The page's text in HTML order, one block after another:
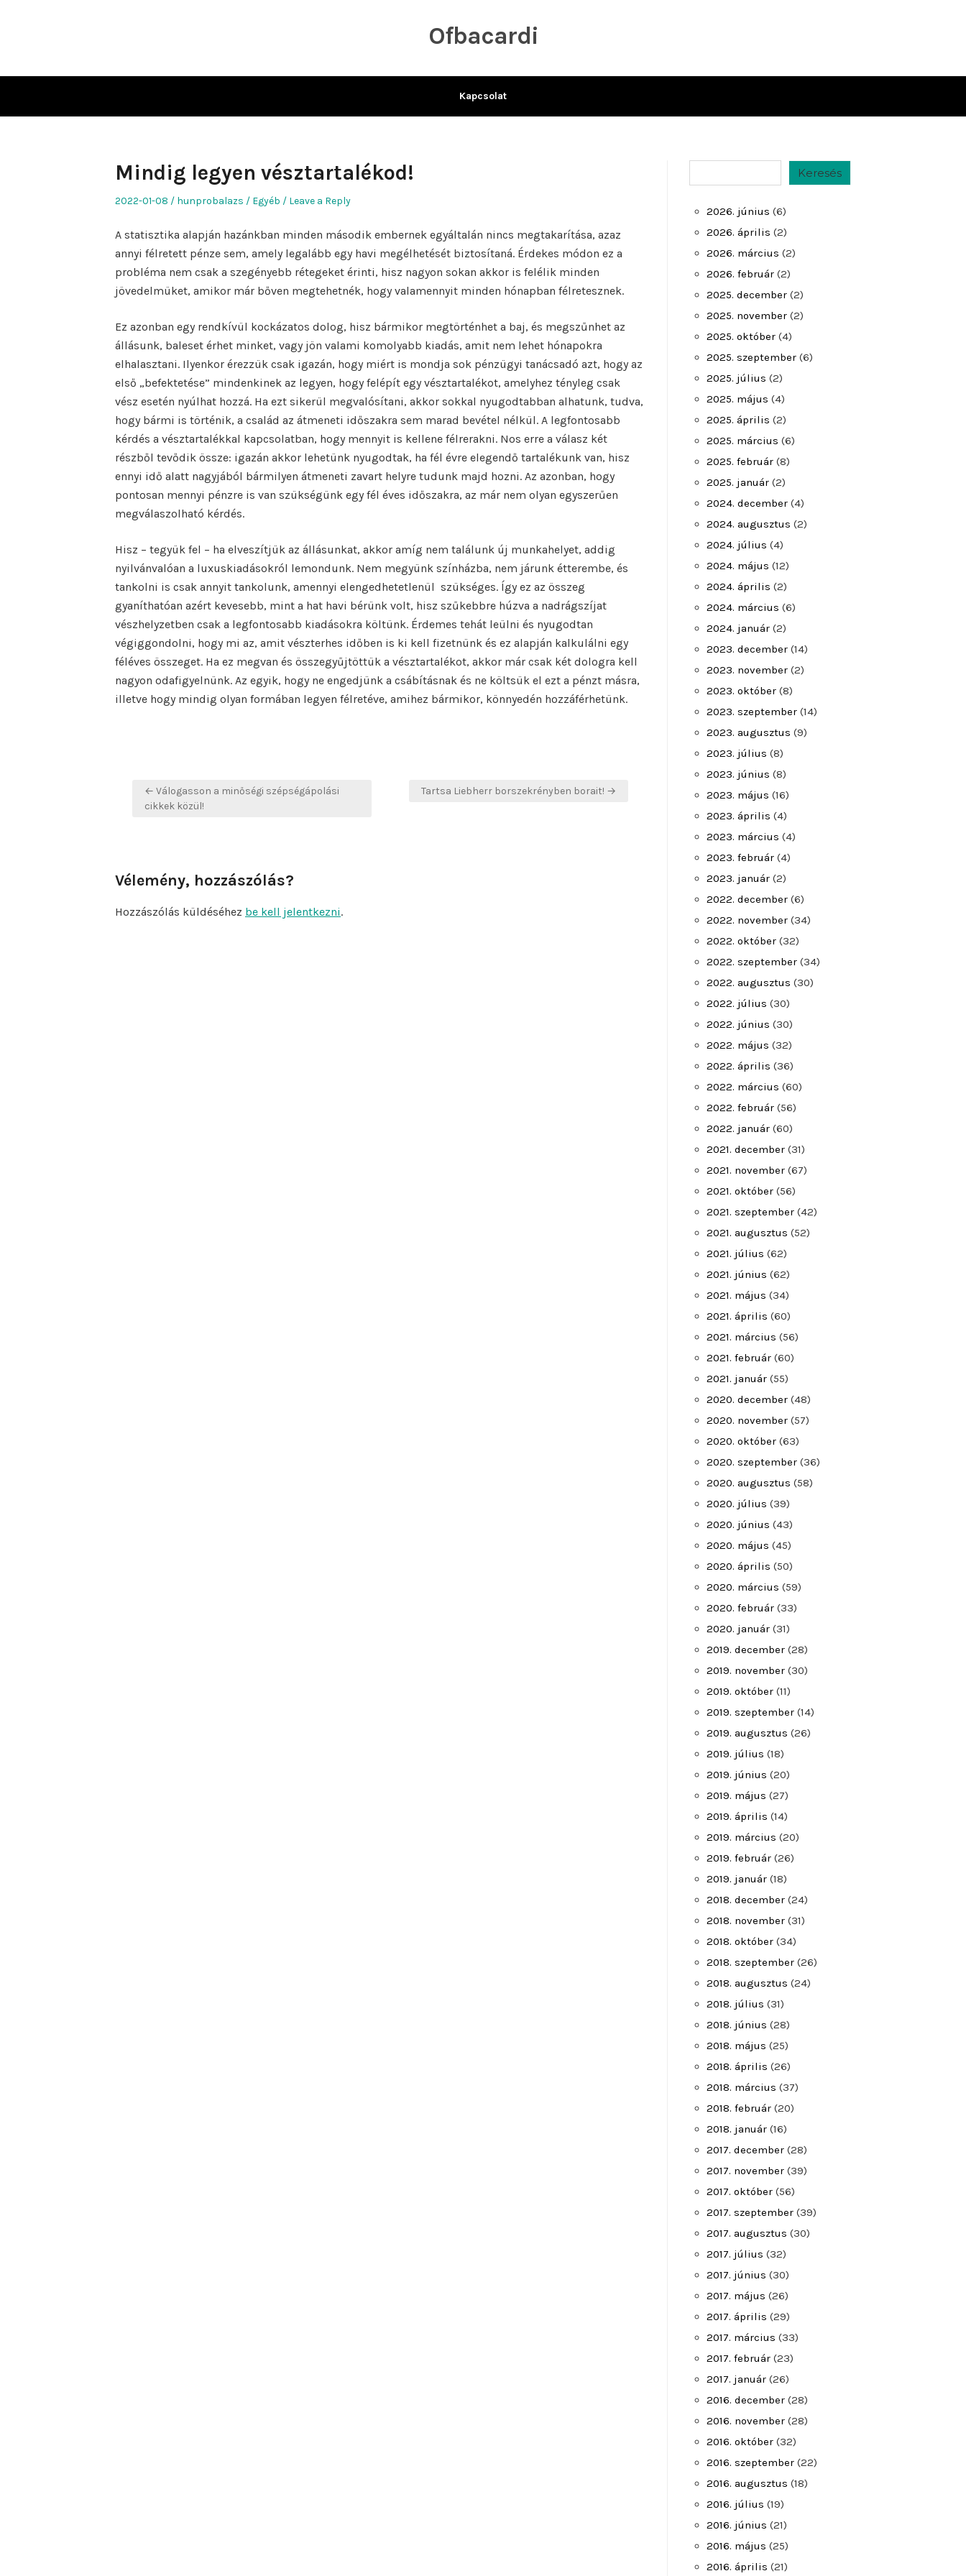
Ofbacardi
Kapcsolat
Mindig legyen vésztartalékod!
Posted
2022-01-08 Author
hunprobalazs
Posted
Egyéb Leave a Reply
A statisztika alapján hazánkban minden második embernek egyáltalán nincs megtakarítása, azaz
annyi félretett pénze sem, amely legalább egy havi megélhetését biztosítaná. Érdekes módon ez a
probléma nem csak a szegényebb rétegeket érinti, hisz nagyon sokan akkor is felélik minden
jövedelmüket, amikor már bőven megtehetnék, hogy valamennyit minden hónapban félretesznek.
Ez azonban egy rendkívül kockázatos dolog, hisz bármikor megtörténhet a baj, és megszűnhet az
állásunk, baleset érhet minket, vagy jön valami komolyabb kiadás, amit nem lehet hónapokra
elhalasztani. Ilyenkor érezzük csak igazán, hogy miért is mondja sok pénzügyi tanácsadó azt, hogy az
első „befektetése” mindenkinek az legyen, hogy felépít egy vésztartalékot, amelyhez tényleg csak
vész esetén nyúlhat hozzá. Ha ezt sikerül megvalósítani, akkor sokkal nyugodtabban alhatunk, tudva,
hogy bármi is történik, a család az átmeneti időszakra sem marad bevétel nélkül. A legfontosabb
kérdés a vésztartalékkal kapcsolatban, hogy mennyit is kellene félrerakni. Nos erre a válasz két
részből tevődik össze: igazán akkor lehetünk nyugodtak, ha fél évre elegendő tartalékunk van, hisz
ennyi idő alatt nagyjából bármilyen átmeneti zavart helyre tudunk majd hozni. Az azonban, hogy
pontosan mennyi pénzre is van szükségünk egy fél éves időszakra, az már nem olyan egyszerűen
megválaszolható kérdés.
Hisz – tegyük fel – ha elveszítjük az állásunkat, akkor amíg nem találunk új munkahelyet, addig
nyilvánvalóan a luxuskiadásokról lemondunk. Nem megyünk színházba, nem járunk étterembe, és
tankolni is csak annyit tankolunk, amennyi elengedhetetlenül szükséges. Így ez az összeg
gyaníthatóan azért kevesebb, mint a hat havi bérünk volt, hisz szűkebbre húzva a nadrágszíjat
vészhelyzetben csak a legfontosabb kiadásokra költünk. Érdemes tehát leülni és nyugodtan
végiggondolni, hogy mi az, amit vészterhes időben is ki kell fizetnünk és ez alapján kalkulálni egy
féléves összeget. Ha ez megvan és összegyűjtöttük a vésztartalékot, akkor már csak két dologra kell
nagyon odafigyelnünk. Az egyik, hogy ne engedjünk a csábításnak és ne költsük el ezt a pénzt másra,
illetve hogy mindig olyan formában legyen félretéve, amihez bármikor, könnyedén hozzáférhetünk.
Bejegyzés
navigáció
← Válogasson a minőségi szépségápolási
cikkek közül!
Tartsa Liebherr borszekrényben borait! →
Vélemény, hozzászólás?
Hozzászólás küldéséhez be kell jelentkezni.
Keresés
2026. június (6)
2026. április (2)
2026. március (2)
2026. február (2)
2025. december (2)
2025. november (2)
2025. október (4)
2025. szeptember (6)
2025. július (2)
2025. május (4)
2025. április (2)
2025. március (6)
2025. február (8)
2025. január (2)
2024. december (4)
2024. augusztus (2)
2024. július (4)
2024. május (12)
2024. április (2)
2024. március (6)
2024. január (2)
2023. december (14)
2023. november (2)
2023. október (8)
2023. szeptember (14)
2023. augusztus (9)
2023. július (8)
2023. június (8)
2023. május (16)
2023. április (4)
2023. március (4)
2023. február (4)
2023. január (2)
2022. december (6)
2022. november (34)
2022. október (32)
2022. szeptember (34)
2022. augusztus (30)
2022. július (30)
2022. június (30)
2022. május (32)
2022. április (36)
2022. március (60)
2022. február (56)
2022. január (60)
2021. december (31)
2021. november (67)
2021. október (56)
2021. szeptember (42)
2021. augusztus (52)
2021. július (62)
2021. június (62)
2021. május (34)
2021. április (60)
2021. március (56)
2021. február (60)
2021. január (55)
2020. december (48)
2020. november (57)
2020. október (63)
2020. szeptember (36)
2020. augusztus (58)
2020. július (39)
2020. június (43)
2020. május (45)
2020. április (50)
2020. március (59)
2020. február (33)
2020. január (31)
2019. december (28)
2019. november (30)
2019. október (11)
2019. szeptember (14)
2019. augusztus (26)
2019. július (18)
2019. június (20)
2019. május (27)
2019. április (14)
2019. március (20)
2019. február (26)
2019. január (18)
2018. december (24)
2018. november (31)
2018. október (34)
2018. szeptember (26)
2018. augusztus (24)
2018. július (31)
2018. június (28)
2018. május (25)
2018. április (26)
2018. március (37)
2018. február (20)
2018. január (16)
2017. december (28)
2017. november (39)
2017. október (56)
2017. szeptember (39)
2017. augusztus (30)
2017. július (32)
2017. június (30)
2017. május (26)
2017. április (29)
2017. március (33)
2017. február (23)
2017. január (26)
2016. december (28)
2016. november (28)
2016. október (32)
2016. szeptember (22)
2016. augusztus (18)
2016. július (19)
2016. június (21)
2016. május (25)
2016. április (21)